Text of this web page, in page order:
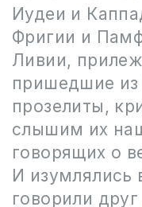
Иудеи и
Фригии и
Ливии,
пришедшие
прозелиты,
слышим их
говорящих о
И изумлялись
говорили